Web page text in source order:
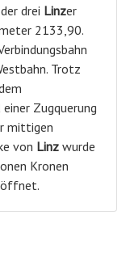
drei Linzer
2133,90.
Trotz
Zugquerung
mittigen
von Linz wurde
Kronen